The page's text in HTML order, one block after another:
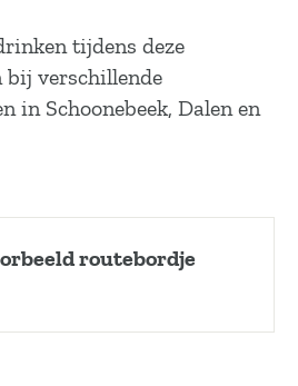
tijdens deze
bij verschillende
in Schoonebeek, Dalen en
routebordje